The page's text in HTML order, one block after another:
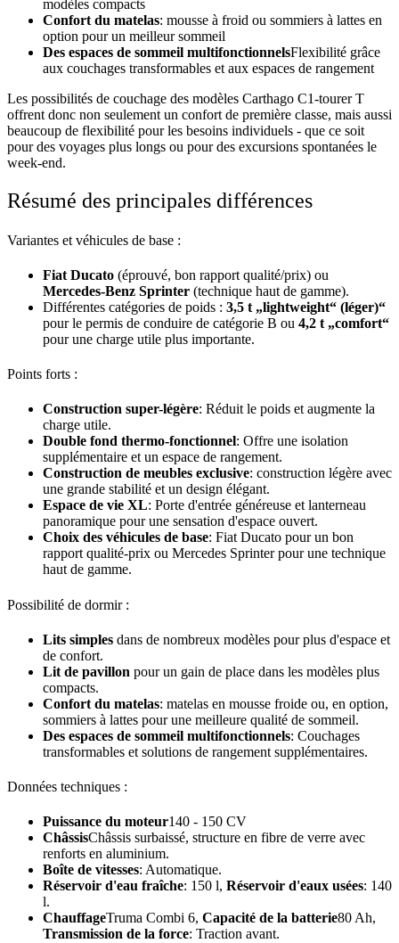
modèles compacts
Confort du matelas: mousse à froid ou sommiers à lattes en
option pour un meilleur sommeil
Des espaces de sommeil multifonctionnelsFlexibilité grâce
aux couchages transformables et aux espaces de rangement
Les possibilités de couchage des modèles Carthago C1-tourer T
offrent donc non seulement un confort de première classe, mais aussi
beaucoup de flexibilité pour les besoins individuels - que ce soit
pour des voyages plus longs ou pour des excursions spontanées le
week-end.
Résumé des principales différences
Variantes et véhicules de base :
Fiat Ducato (éprouvé, bon rapport qualité/prix) ou
Mercedes-Benz Sprinter (technique haut de gamme).
Différentes catégories de poids : 3,5 t „lightweight“ (léger)“
pour le permis de conduire de catégorie B ou 4,2 t „comfort“
pour une charge utile plus importante.
Points forts :
Construction super-légère: Réduit le poids et augmente la
charge utile.
Double fond thermo-fonctionnel: Offre une isolation
supplémentaire et un espace de rangement.
Construction de meubles exclusive: construction légère avec
une grande stabilité et un design élégant.
Espace de vie XL: Porte d'entrée généreuse et lanterneau
panoramique pour une sensation d'espace ouvert.
Choix des véhicules de base: Fiat Ducato pour un bon
rapport qualité-prix ou Mercedes Sprinter pour une technique
haut de gamme.
Possibilité de dormir :
Lits simples dans de nombreux modèles pour plus d'espace et
de confort.
Lit de pavillon pour un gain de place dans les modèles plus
compacts.
Confort du matelas: matelas en mousse froide ou, en option,
sommiers à lattes pour une meilleure qualité de sommeil.
Des espaces de sommeil multifonctionnels: Couchages
transformables et solutions de rangement supplémentaires.
Données techniques :
Puissance du moteur140 - 150 CV
ChâssisChâssis surbaissé, structure en fibre de verre avec
renforts en aluminium.
Boîte de vitesses: Automatique.
Réservoir d'eau fraîche: 150 l, Réservoir d'eaux usées: 140
l.
ChauffageTruma Combi 6, Capacité de la batterie80 Ah,
Transmission de la force: Traction avant.